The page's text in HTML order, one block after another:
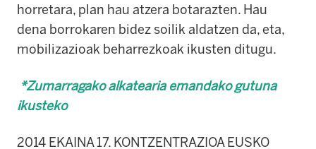
horretara, plan hau atzera botarazten. Hau
dena borrokaren bidez soilik aldatzen da, eta,
mobilizazioak beharrezkoak ikusten ditugu.
*Zumarragako alkatearia emandako gutuna
ikusteko
2014 EKAINA 17. KONTZENTRAZIOA EUSKO